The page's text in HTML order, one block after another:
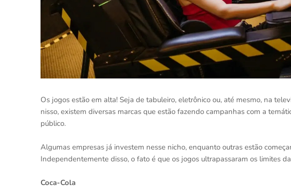
Os jogos estão em alta! Seja de tabuleiro, eletrônico ou, até mesmo, na
nisso, existem diversas marcas que estão fazendo campanhas com a
público.
Algumas empresas já investem nesse nicho, enquanto outras estão
Independentemente disso, o fato é que os jogos ultrapassaram os limites
Coca-Cola